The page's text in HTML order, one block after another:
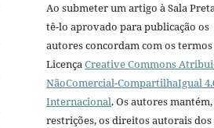
Ao submeter um artigo à Sala
tê-lo aprovado para publicação os
autores concordam com os
LicençaCreative Commons
NãoComercial-CompartilhaIgual
Internacional. Os autores
restrições, os direitos autorais dos